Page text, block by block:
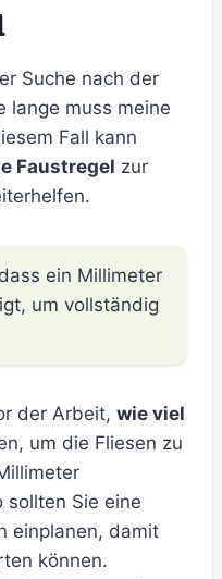
Suche nach der
lange muss meine
Fall kann
Faustregel zur
ein Millimeter
um vollständig
der Arbeit, wie viel
um die Fliesen zu
sollten Sie eine
einplanen, damit
können.